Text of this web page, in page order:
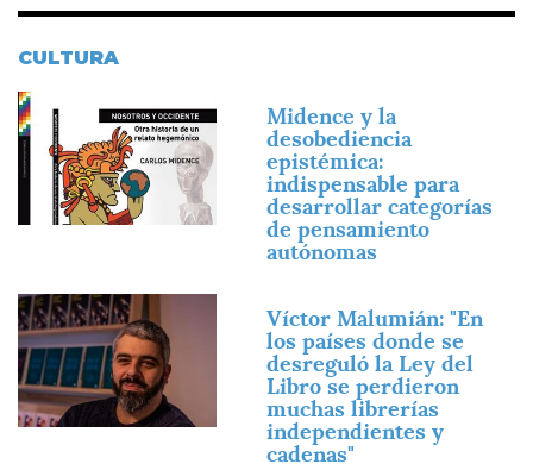
CULTURA
Imagen
Midence y la
desobediencia
epistémica:
indispensable para
desarrollar categorías
de pensamiento
autónomas
Imagen
Víctor Malumián: "En
los países donde se
desreguló la Ley del
Libro se perdieron
muchas librerías
independientes y
cadenas"